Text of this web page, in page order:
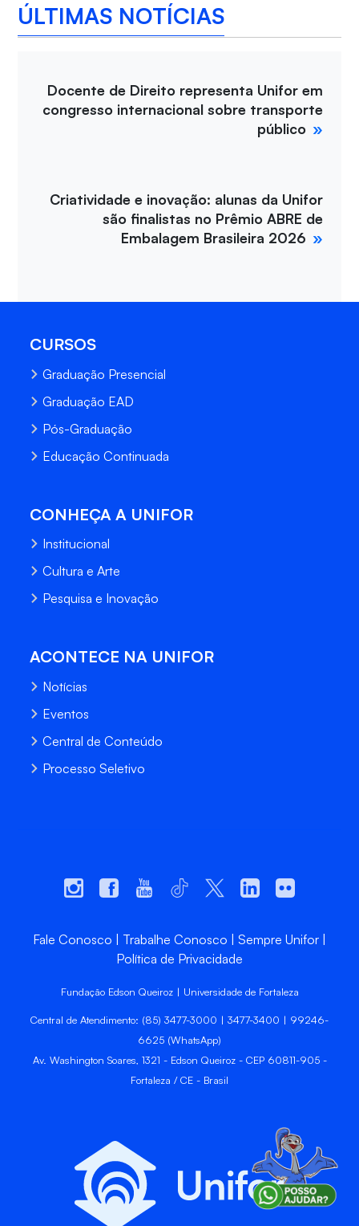
ÚLTIMAS NOTÍCIAS
Docente de Direito representa Unifor em
congresso internacional sobre transporte
público
Criatividade e inovação: alunas da Unifor
são finalistas no Prêmio ABRE de
Embalagem Brasileira 2026
CURSOS
Graduação Presencial
Graduação EAD
Pós-Graduação
Educação Continuada
CONHEÇA A UNIFOR
Institucional
Cultura e Arte
Pesquisa e Inovação
ACONTECE NA UNIFOR
Notícias
Eventos
Central de Conteúdo
Processo Seletivo
Fale Conosco Trabalhe Conosco
Sempre Unifor
Política de Privacidade
Fundação Edson Queiroz | Universidade de Fortaleza
Central de Atendimento: (85) 3477-3000 | 3477-3400 | 99246-
6625 (WhatsApp)
Av. Washington Soares, 1321 - Edson Queiroz - CEP 60811-905 -
Fortaleza / CE - Brasil